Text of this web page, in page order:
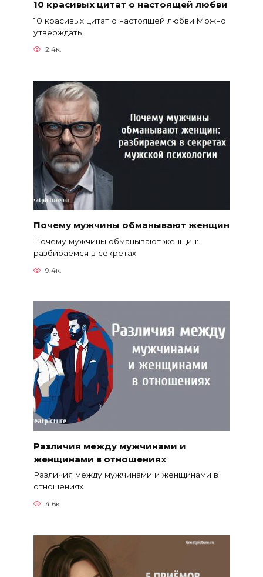
10 красивых цитат о настоящей любви
10 красивых цитат о настоящей любви.Можно
утверждать
2.4к.
Почему мужчины обманывают женщин
Почему мужчины обманывают женщин:
разбираемся в секретах
9.4к.
Различия между мужчинами и
женщинами в отношениях
Различия между мужчинами и женщинами в
отношениях
4.6к.